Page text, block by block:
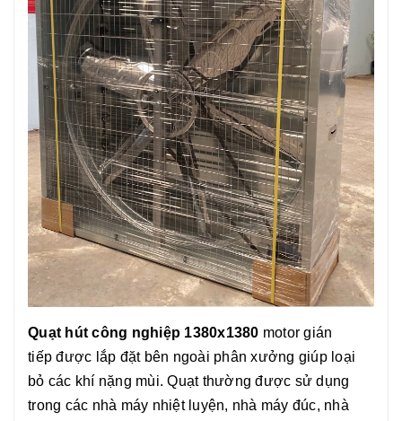
Quạt hút công nghiệp 1380x1380 motor gián
tiếp được lắp đặt bên ngoài phân xưởng giúp loại
bỏ các khí nặng mùi. Quạt thường được sử dụng
trong các nhà máy nhiệt luyện, nhà máy đúc, nhà